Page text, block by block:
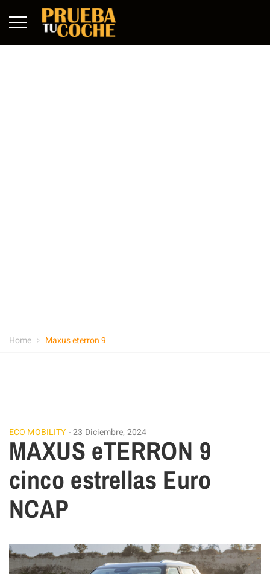
Home Maxus eterron 9
ECO MOBILITY 23 Diciembre, 2024
MAXUS eTERRON 9
cinco estrellas Euro
NCAP